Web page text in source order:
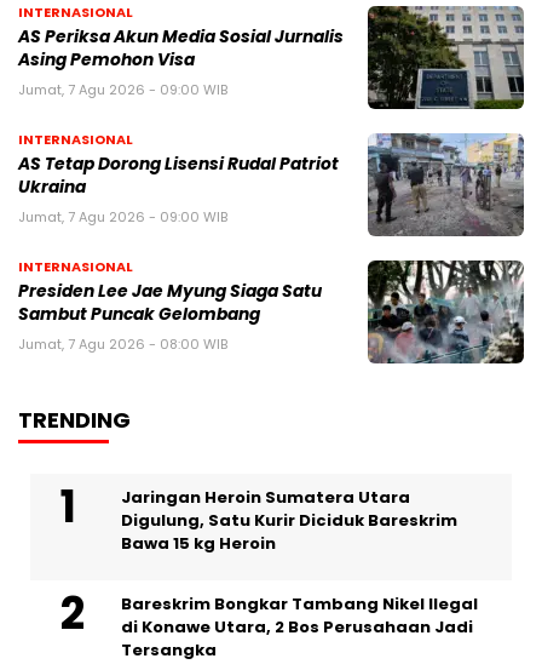
INTERNASIONAL
AS Periksa Akun Media Sosial Jurnalis
Asing Pemohon Visa
Jumat, 7 Agu 2026 - 09:00 WIB
INTERNASIONAL
AS Tetap Dorong Lisensi Rudal Patriot
Ukraina
Jumat, 7 Agu 2026 - 09:00 WIB
INTERNASIONAL
Presiden Lee Jae Myung Siaga Satu
Sambut Puncak Gelombang
Jumat, 7 Agu 2026 - 08:00 WIB
TRENDING
Jaringan Heroin Sumatera Utara
Digulung, Satu Kurir Diciduk Bareskrim
Bawa 15 kg Heroin
Bareskrim Bongkar Tambang Nikel Ilegal
di Konawe Utara, 2 Bos Perusahaan Jadi
Tersangka